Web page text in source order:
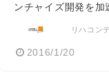
ンチャイズ開発を加
リハコン
2016/1/20